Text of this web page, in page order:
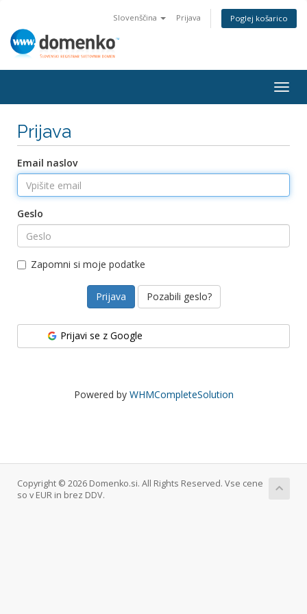
Slovenščina Prijava Poglej košarico
Prijava
Email naslov
Geslo
Zapomni si moje podatke
Pozabili geslo?
Prijavi se z Google
Powered by WHMCompleteSolution
Copyright © 2026 Domenko.si. All Rights Reserved. Vse cene
so v EUR in brez DDV.